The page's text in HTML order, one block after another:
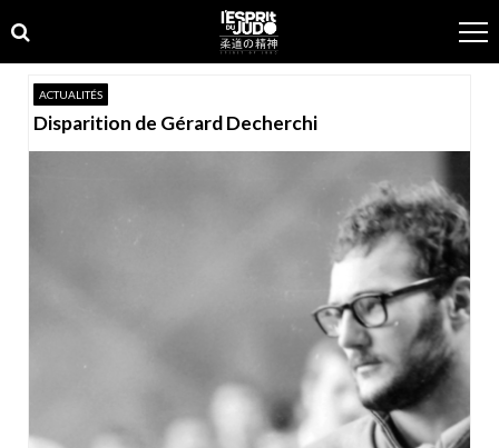
to
navigation
to
content
ACTUALITÉS
Disparition de Gérard Decherchi